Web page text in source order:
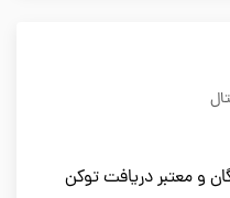
و معتبر دریافت توکن